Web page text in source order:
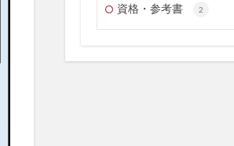
資格・参考書 2